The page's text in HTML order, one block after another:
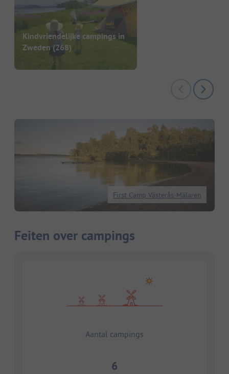
Kindvriendelijke campings in
Zweden (268)
First Camp Västerås-Mälaren
Feiten over campings
Aantal campings
6